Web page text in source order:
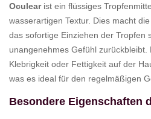
Oculearist ein flüssiges
wasserartigen Textur. Dies macht
das sofortige Einziehen der Tropfen
unangenehmes Gefühl
Klebrigkeit oder Fettigkeit auf der
was es ideal für den regelmäßigen
Besondere Eigenschaften